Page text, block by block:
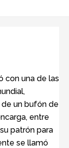
con una de las
de un bufón de
entre
patrón para
se llamó